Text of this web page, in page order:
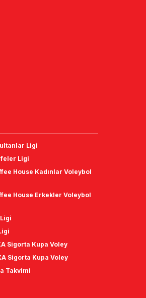
Ligi
Ligi
House Kadınlar Voleybol
House Erkekler Voleybol
Sigorta Kupa Voley
Sigorta Kupa Voley
Takvimi